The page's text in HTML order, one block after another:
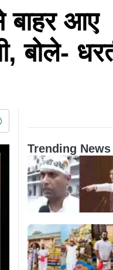
बाहर आए
बोले-
Trending News